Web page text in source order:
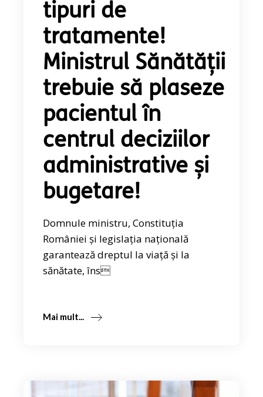
tipuri de
tratamente!
Ministrul Sănătății
trebuie să plaseze
pacientul în
centrul deciziilor
administrative și
bugetare!
Domnule ministru, Constituția
României și legislația națională
garantează dreptul la viață și la
sănătate, îns
Mai mult...